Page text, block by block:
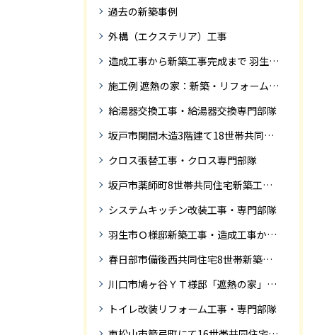
過去の新築事例
外構（エクステリア）工事
造成工事から新築工事完成まで 羽生市Ｓ様邸新築工事・
施工例 遮熱の家：新築・リフォーム ドローンにて空撮
給湯器交換工事・給湯器交換専門部隊
坂戸市関間木造3階建て18世帯共同住宅の完成迄紹介
クロス張替工事・クロス専門部隊
坂戸市薬師町8世帯共同住宅新築工事完成迄の紹介です
システムキッチン改装工事・専門部隊
羽生市Ｏ様邸新築工事・造成工事から住宅完成までの紹介
春日部市備後西共同住宅8世帯新築工事完成迄の紹介です。
川口市鳩ヶ谷ＹＴ様邸「遮熱の家」工事状況
トイレ改装リフォーム工事・専門部隊